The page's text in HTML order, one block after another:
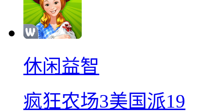
休闲益智
疯狂农场3美国派19